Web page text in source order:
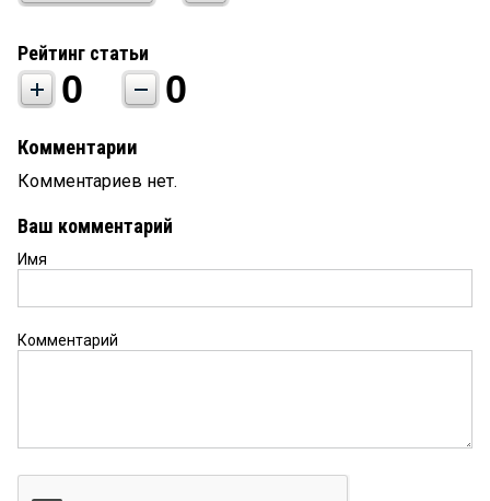
Рейтинг статьи
0 0
Комментарии
Комментариев нет.
Ваш комментарий
Имя
Комментарий